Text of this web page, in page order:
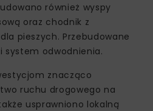
również wyspy
oraz chodnik z
pieszych. Przebudowane
system odwodnienia.
znacząco
ruchu drogowego na
usprawniono lokalną